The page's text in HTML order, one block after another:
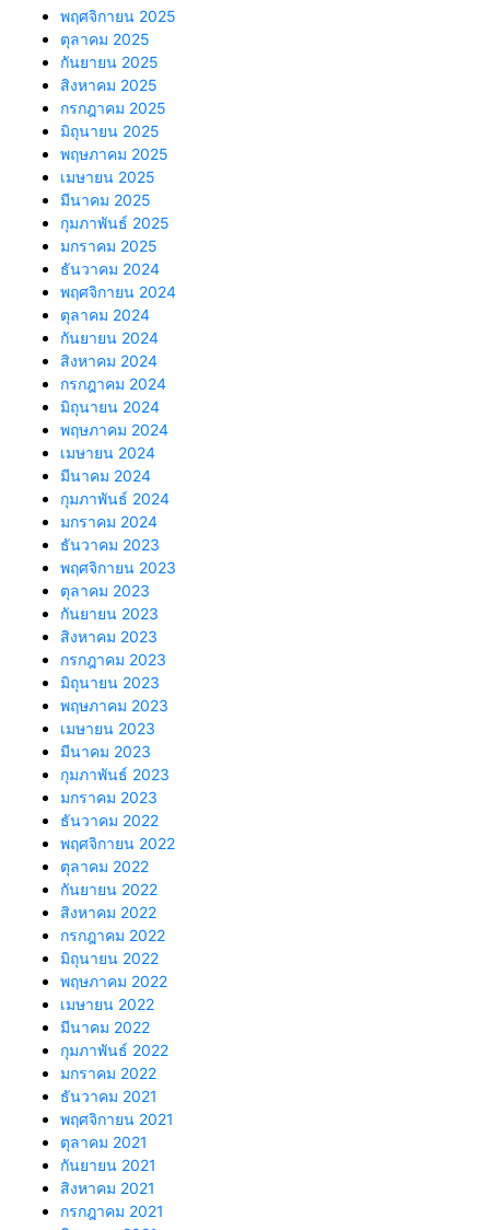
พฤศจิกายน 2025
ตุลาคม 2025
กันยายน 2025
สิงหาคม 2025
กรกฎาคม 2025
มิถุนายน 2025
พฤษภาคม 2025
เมษายน 2025
มีนาคม 2025
กุมภาพันธ์ 2025
มกราคม 2025
ธันวาคม 2024
พฤศจิกายน 2024
ตุลาคม 2024
กันยายน 2024
สิงหาคม 2024
กรกฎาคม 2024
มิถุนายน 2024
พฤษภาคม 2024
เมษายน 2024
มีนาคม 2024
กุมภาพันธ์ 2024
มกราคม 2024
ธันวาคม 2023
พฤศจิกายน 2023
ตุลาคม 2023
กันยายน 2023
สิงหาคม 2023
กรกฎาคม 2023
มิถุนายน 2023
พฤษภาคม 2023
เมษายน 2023
มีนาคม 2023
กุมภาพันธ์ 2023
มกราคม 2023
ธันวาคม 2022
พฤศจิกายน 2022
ตุลาคม 2022
กันยายน 2022
สิงหาคม 2022
กรกฎาคม 2022
มิถุนายน 2022
พฤษภาคม 2022
เมษายน 2022
มีนาคม 2022
กุมภาพันธ์ 2022
มกราคม 2022
ธันวาคม 2021
พฤศจิกายน 2021
ตุลาคม 2021
กันยายน 2021
สิงหาคม 2021
กรกฎาคม 2021